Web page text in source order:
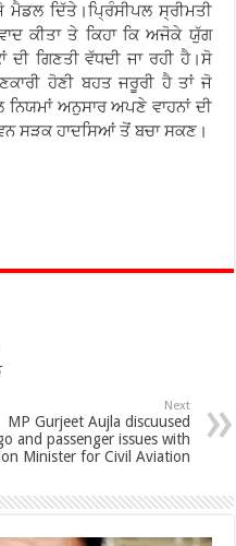
ਦਿੱਤੇ।ਪ੍ਰਿੰਸੀਪਲ ਸ੍ਰੀਮਤੀ
ਕੀਤਾ ਤੇ ਕਿਹਾ ਕਿ ਅਜੋਕੇ ਯੁੱਗ
ਗਿਣਤੀ ਵੱਧਦੀ ਜਾ ਰਹੀ ਹੈ।ਸੋ
ਹੋਣੀ ਬਹਤ ਜਰੂਰੀ ਹੈ ਤਾਂ ਜੋ
ਅਨੁਸਾਰ ਅਪਣੇ ਵਾਹਨਾਂ ਦੀ
ਸੜਕ ਹਾਦਸਿਆਂ ਤੋਂ ਬਚਾ ਸਕਣ।
Next
MP Gurjeet Aujla discuused
and passenger issues with
Minister for Civil Aviation